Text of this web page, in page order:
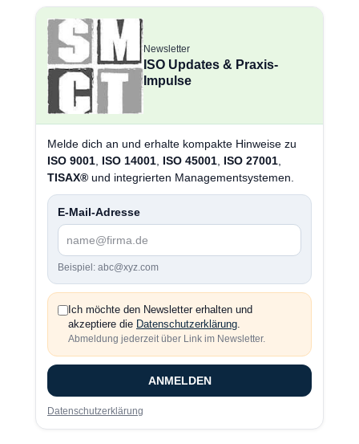
Newsletter
ISO Updates & Praxis-
Impulse
Melde dich an und erhalte kompakte Hinweise zu
ISO 9001 ISO 14001 ISO 45001 ISO 27001
TISAX® und integrierten Managementsystemen.
E-Mail-Adresse
Beispiel: abc@xyz.com
Ich möchte den Newsletter erhalten und
akzeptiere die Datenschutzerklärung
Abmeldung jederzeit über Link im Newsletter.
ANMELDEN
Datenschutzerklärung